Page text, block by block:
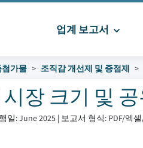
업계 보고서
가물 조직감 개선제 및 증점제
장 크기 및 공
일: June 2025 | 보고서 형식: PDF/엑